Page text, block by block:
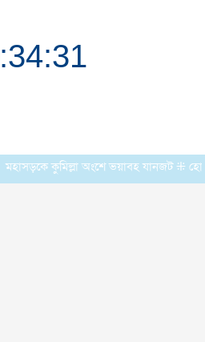
মহাসড়কে কুমিল্লা অংশে ভয়াবহ যানজট ⁜